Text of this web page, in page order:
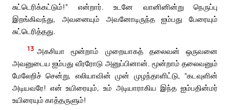
சுட்டெரிக்கட்டும்!” என்றார். உடனே வானினின்று நெருப்பு
இறங்கிவந்து, அவனையும் அவனோடிருந்த ஐம்பது பேரையும்
சுட்டெரித்தது.
13 அகசியா மூன்றாம் முறையாகத் தலைவன் ஒருவனை
அவனுடைய ஐம்பது வீரரோடு அனுப்பினான். மூன்றாம் தலைவனும்
மேலேறிச் சென்று, எலியாவின் முன் முழந்தாளிட்டு, “கடவுளின்
அடியவரே! என் உயிரையும், உம் அடியாராகிய இந்த ஐம்பதின்மர்
உயிரையும் காத்தருளும்!